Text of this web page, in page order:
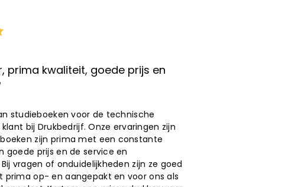
prima kwaliteit, goede prijs en
studieboeken voor de technische
bij Drukbedrijf. Onze ervaringen zijn
zijn prima met een constante
goede prijs en de service en
vragen of onduidelijkheden zijn ze goed
prima op- en aangepakt en voor ons als